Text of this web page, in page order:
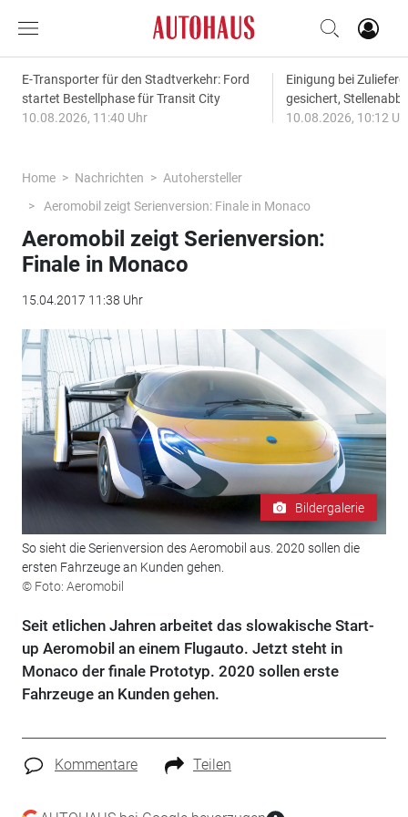
E-Transporter für den Stadtverkehr: Ford
startet Bestellphase für Transit City
10.08.2026, 11:40 Uhr
Einigung bei
gesichert,
10.08.2026, 10:12
Home Nachrichten
Autohersteller
Aeromobil zeigt Serienversion: Finale in Monaco
Aeromobil zeigt Serienversion:
Finale in Monaco
15.04.2017 11:38 Uhr
Bildergalerie
So sieht die Serienversion des Aeromobil aus. 2020 sollen die
ersten Fahrzeuge an Kunden gehen.
© Foto: Aeromobil
Seit etlichen Jahren arbeitet das slowakische Start-
up Aeromobil an einem Flugauto. Jetzt steht in
Monaco der finale Prototyp. 2020 sollen erste
Fahrzeuge an Kunden gehen.
Kommentare Teilen